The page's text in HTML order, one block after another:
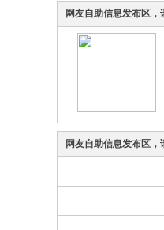
sk网友自助信息发布区，
网友自助信息发布区，